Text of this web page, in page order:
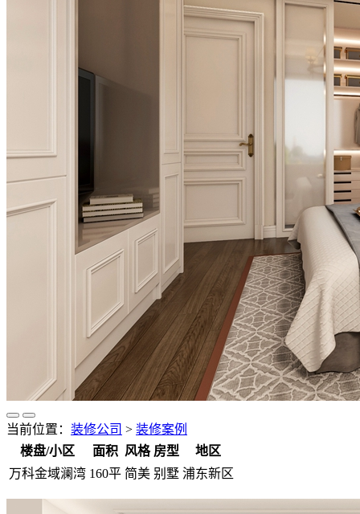
当前位置： 装修公司 > 装修案例
楼盘/小区
面积 风格 房型
地区
万科金域澜湾 160平 简美 别墅 浦东新区